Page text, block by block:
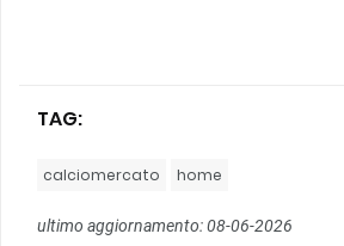
TAG:
calciomercato home
ultimo aggiornamento: 08-06-2026